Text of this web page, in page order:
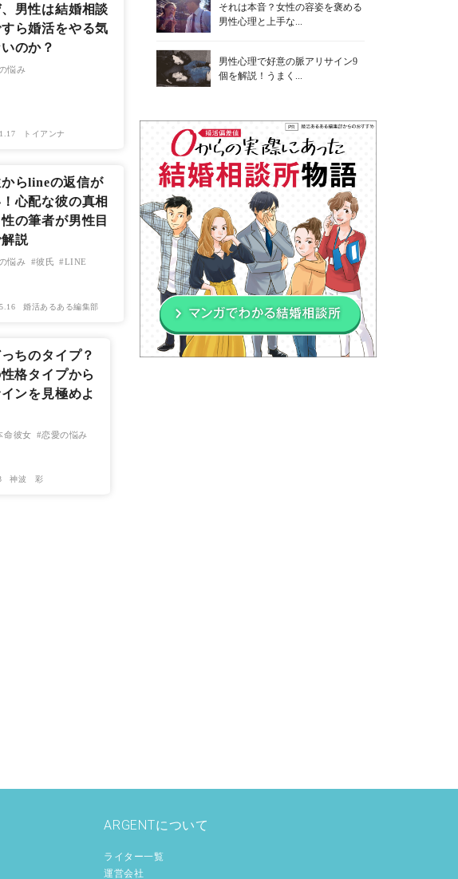
男性は結婚相談
ら婚活をやる気
のか？
悩み
トイアンナ
らlineの返信が
心配な彼の真相
の筆者が男性目
説
悩み 彼氏 LINE
婚活あるある編集部
ちのタイプ？
格タイプから
ンを見極めよ
命彼女 恋愛の悩み
神波 彩
それは本音？女性の容姿を褒める
男性心理と上手な...
男性心理で好意の脈アリサイン9
個を解説！うまく...
ARGENTについて
ライター一覧
運営会社